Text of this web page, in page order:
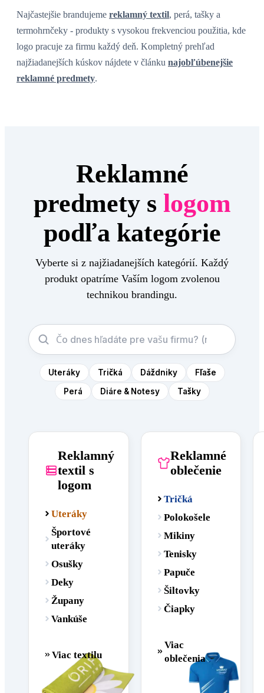
Najčastejšie brandujeme reklamný textil, perá, tašky a
termohrnčeky - produkty s vysokou frekvenciou použitia, kde
logo pracuje za firmu každý deň. Kompletný prehľad
najžiadanejších kúskov nájdete v článku najobľúbenejšie
reklamné predmety.
Reklamné
predmety s logom
podľa kategórie
Vyberte si z najžiadanejších kategórií. Každý
produkt opatríme Vaším logom zvolenou
technikou brandingu.
Uteráky Tričká Dáždniky
Fľaše
Perá
Diáre & Notesy Tašky
Reklamný
textil s
logom
Uteráky
Športové
uteráky
Osušky
Deky
Župany
Vankúše
Viac textilu
Reklamné
oblečenie
Tričká
Polokošele
Mikiny
Tenisky
Papuče
Šiltovky
Čiapky
Viac
oblečenia